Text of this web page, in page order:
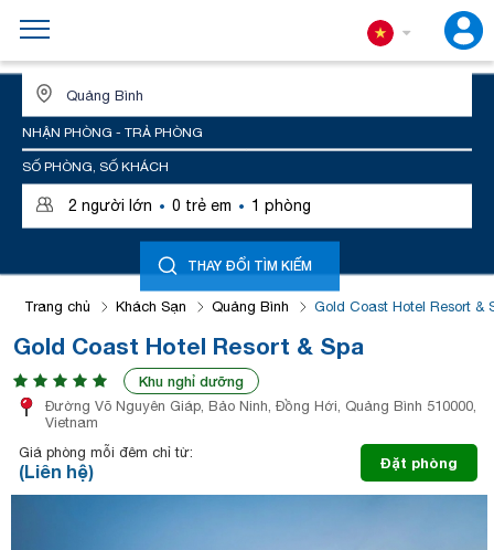
NHẬN PHÒNG - TRẢ PHÒNG
SỐ PHÒNG, SỐ KHÁCH
2 người lớn · 0 trẻ em · 1 phòng
THAY ĐỔI TÌM KIẾM
Trang chủ Khách Sạn Quảng Bình Gold Coast Hotel Resort &
Gold Coast Hotel Resort & Spa
Khu nghỉ dưỡng
Đường Võ Nguyên Giáp, Bảo Ninh, Đồng Hới, Quảng Bình 510000,
Vietnam
Giá phòng mỗi đêm chỉ từ:
(Liên hệ) Đặt phòng